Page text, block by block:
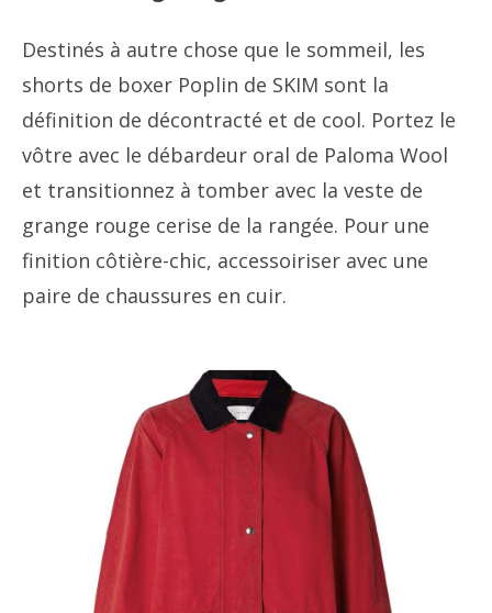
Destinés à autre chose que le sommeil, les
shorts de boxer Poplin de SKIM sont la
définition de décontracté et de cool. Portez le
vôtre avec le débardeur oral de Paloma Wool
et transitionnez à tomber avec la veste de
grange rouge cerise de la rangée. Pour une
finition côtière-chic, accessoiriser avec une
paire de chaussures en cuir.